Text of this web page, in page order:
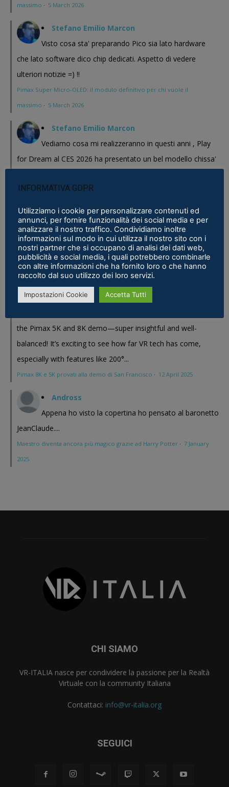
massimo · 5 March 2026
Stefano Emilio Marcon
Visto cosa sta' preparando Pico sia lato hardware
che lato software dico chip dedicati. Aspetto di vedere
ulteriori notizie =) !!
Pimax Super Micro-OLED: il modulo definitivo per chi vuole il
massimo · 5 March 2026
Stefano Emilio Marcon
Vediamo cosa mi realizzeranno in questi anni , Play
for Dream al CES 2026 ha presentato un bel modello chissa'
sostanza i prodotti cinesi...
Quest - VR ITALIA ·25 February 2026
Fabio
Se fosse disponibile lo prenderei al volo
Samsung Galaxy XR è realtà, ma ne avevamo bisogno?
Eric Marcus
the Pimax 5K and 8K demo—super insightful and well-
balanced! It’s exciting to see how far VR tech has come,
especially with features like 200°...
Pimax 8K e 5K provati alla demo di San Francisco · 12 April 2025
Andross
Appena ho visto la copertina ho pensato al baronetto
JeanClaude....
Maestro diventa ancora più magico grazie ad Harry Potter · 7 January
2025
CHI SIAMO
VR-ITALIA nasce per condividere la passione per la Realtà
Virtuale con la community Italiana
Contattaci: info@vr-italia.org
SEGUICI
INFORMATIVA GDPR
Utilizziamo i cookie per personalizzare contenuti ed
annunci, per fornire funzionalità dei social media e per
analizzare il nostro traffico. Condividiamo inoltre
informazioni sul modo in cui utilizza il nostro sito con i
nostri partner che si occupano di analisi dei dati web,
pubblicità e social media, i quali potrebbero combinarle
con altre informazioni che ha fornito loro o che hanno
raccolto dal suo utilizzo dei loro servizi.
Impostazioni Cookie Accetta Tutti